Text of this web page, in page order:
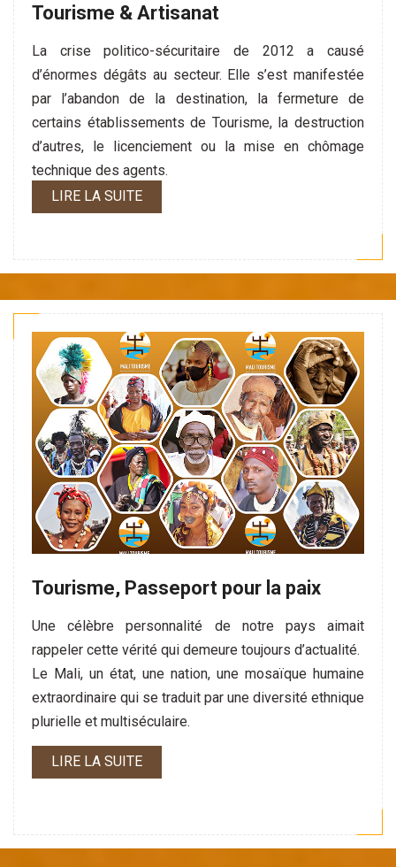
Tourisme & Artisanat
La crise politico-sécuritaire de 2012 a causé
d’énormes dégâts au secteur. Elle s’est manifestée
par l’abandon de la destination, la fermeture de
certains établissements de Tourisme, la destruction
d’autres, le licenciement ou la mise en chômage
technique des agents.
LIRE LA SUITE
Tourisme, Passeport pour la paix
Une célèbre personnalité de notre pays aimait
rappeler cette vérité qui demeure toujours d’actualité.
Le Mali, un état, une nation, une mosaïque humaine
extraordinaire qui se traduit par une diversité ethnique
plurielle et multiséculaire.
LIRE LA SUITE